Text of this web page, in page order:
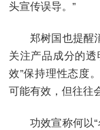
头宣传误导。”
郑树国也提醒
关注产品成分的
效”保持理性态度
可能有效，但往往
功效宣称何以